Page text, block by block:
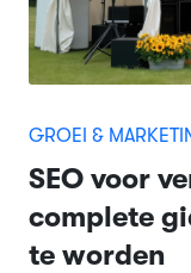
GROEI &
SEO voor
complete
te worden